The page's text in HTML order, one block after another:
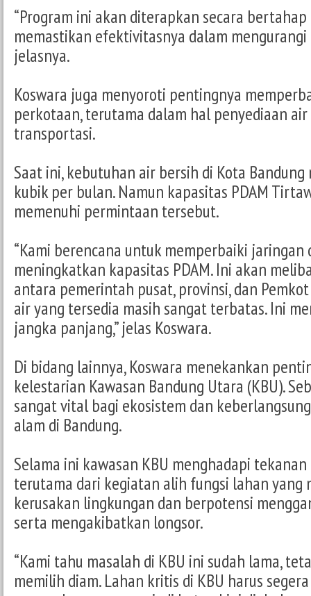
“Program ini akan diterapkan secara
memastikan efektivitasnya dalam mengurangi
jelasnya.
Koswara juga menyoroti pentingnya
perkotaan, terutama dalam hal penyediaan
transportasi.
Saat ini, kebutuhan air bersih di Kota
kubik per bulan. Namun kapasitas PDAM
memenuhi permintaan tersebut.
“Kami berencana untuk memperbaiki
meningkatkan kapasitas PDAM. Ini akan
antara pemerintah pusat, provinsi, dan
air yang tersedia masih sangat terbatas. Ini
jangka panjang,” jelas Koswara.
Di bidang lainnya, Koswara menekankan
kelestarian Kawasan Bandung Utara (KBU).
sangat vital bagi ekosistem dan
alam di Bandung.
Selama ini kawasan KBU menghadapi
terutama dari kegiatan alih fungsi lahan yang
kerusakan lingkungan dan berpotensi
serta mengakibatkan longsor.
“Kami tahu masalah di KBU ini sudah lama,
memilih diam. Lahan kritis di KBU harus